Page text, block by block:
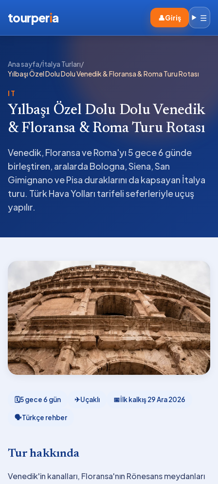
tourperia 👤Giriş ☰
Ana sayfa/İtalya Turları/
Yılbaşı Özel Dolu Dolu Venedik & Floransa & Roma Turu Rotası
IT
Yılbaşı Özel Dolu Dolu Venedik
& Floransa & Roma Turu Rotası
Venedik, Floransa ve Roma'yı 5 gece 6 günde
birleştiren, aralarda Bologna, Siena, San
Gimignano ve Pisa duraklarını da kapsayan İtalya
turu. Türk Hava Yolları tarifeli seferleriyle uçuş
yapılır.
🗓5 gece 6 gün ✈Uçaklı 📅İlk kalkış29 Ara 2026
🗣Türkçe rehber
Tur hakkında
Venedik'in kanalları, Floransa'nın Rönesans meydanları